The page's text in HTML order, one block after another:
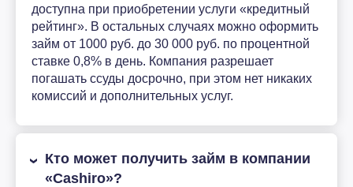
доступна при приобретении услуги «кредитный
рейтинг». В остальных случаях можно оформить
займ от 1000 руб. до 30 000 руб. по процентной
ставке 0,8% в день. Компания разрешает
погашать ссуды досрочно, при этом нет никаких
комиссий и дополнительных услуг.
Кто может получить займ в компании
«Cashiro»?